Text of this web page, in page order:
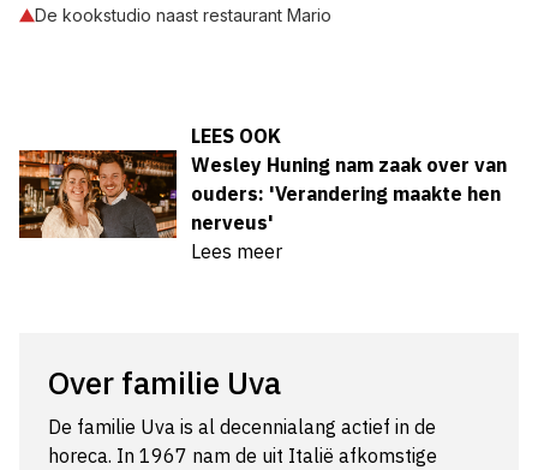
De kookstudio naast restaurant Mario
LEES OOK
Wesley Huning nam zaak over van
ouders: 'Verandering maakte hen
nerveus'
Lees meer
Over familie Uva
De familie Uva is al decennialang actief in de
horeca. In 1967 nam de uit Italië afkomstige